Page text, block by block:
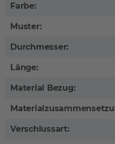
Farbe:
Muster:
Durchmesser:
Länge:
Material Bezug:
Verschlussart: